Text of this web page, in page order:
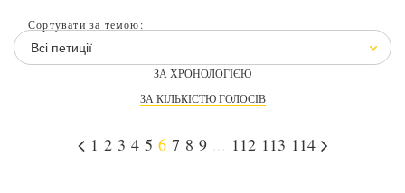
Сортувати за темою:
Всі петиції
ЗА ХРОНОЛОГІЄЮ
ЗА КІЛЬКІСТЮ ГОЛОСІВ
1 2 3 4 5 6 7 8 9 112 113 114